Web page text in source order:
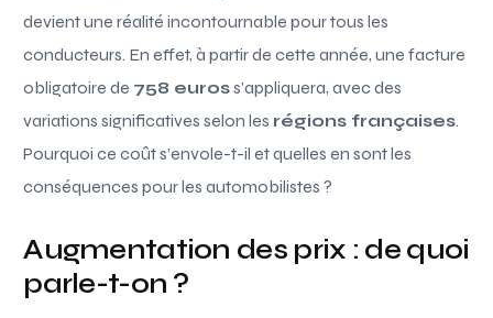
devient une réalité incontournable pour tous les
conducteurs. En effet, à partir de cette année, une facture
obligatoire de 758 euross’appliquera, avec des
variations significatives selon les régions françaises.
Pourquoi ce coût s’envole-t-il et quelles en sont les
conséquences pour les automobilistes ?
Augmentation des prix : de quoi
parle-t-on ?